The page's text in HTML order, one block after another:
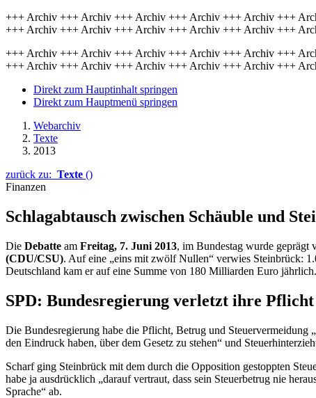
+++ Archiv +++ Archiv +++ Archiv +++ Archiv +++ Archiv +++
+++ Archiv +++ Archiv +++ Archiv +++ Archiv +++ Archiv +++
+++ Archiv +++ Archiv +++ Archiv +++ Archiv +++ Archiv +++
+++ Archiv +++ Archiv +++ Archiv +++ Archiv +++ Archiv +++
Direkt zum Hauptinhalt springen
Direkt zum Hauptmenü springen
Webarchiv
Texte
2013
zurück zu: Texte ()
Finanzen
Schlagabtausch zwischen Schäuble und
Die Debatte am Freitag, 7. Juni 2013, im Bundestag wurde geprägt
(CDU/CSU). Auf eine „eins mit zwölf Nullen“ verwies Steinbrück:
Deutschland kam er auf eine Summe von 180 Milliarden Euro jährlich.
SPD: Bundesregierung verletzt ihre Pflicht
Die Bundesregierung habe die Pflicht, Betrug und Steuervermeidung
den Eindruck haben, über dem Gesetz zu stehen“ und
Scharf ging Steinbrück mit dem durch die Opposition gestoppten
habe ja ausdrücklich „darauf vertraut, dass sein Steuerbetrug nie
Sprache“ ab.